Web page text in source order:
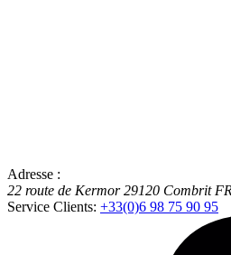
Adresse :
22 route de Kermor 29120 Combrit
Service Clients: +33(0)6 98 75 90 95